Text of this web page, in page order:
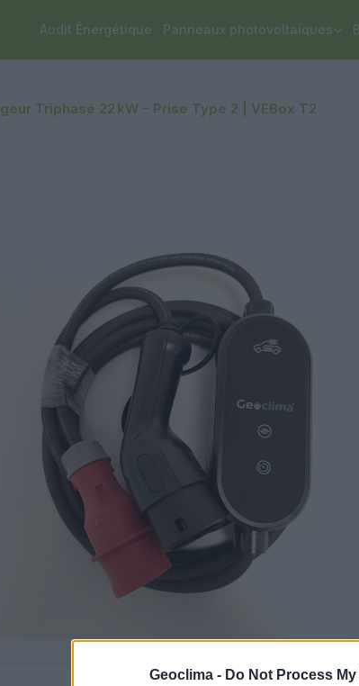
Geoclima - Do Not Process
Audit Énergétique Panneaux photovoltaïques
Triphasé 22 kW – Prise Type 2 | VEBox T2